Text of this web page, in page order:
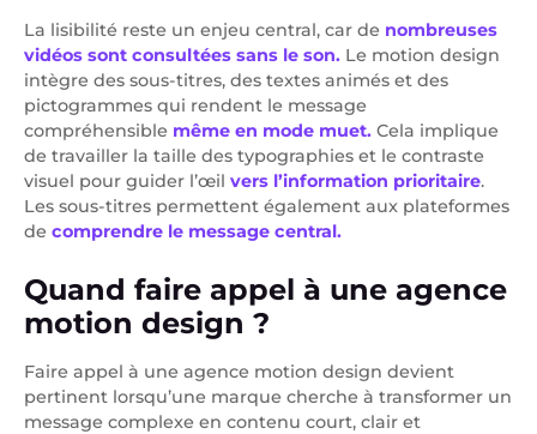
La lisibilité reste un enjeu central, car de nombreuses
vidéos sont consultées sans le son. Le motion design
intègre des sous-titres, des textes animés et des
pictogrammes qui rendent le message
compréhensible même en mode muet. Cela implique
de travailler la taille des typographies et le contraste
visuel pour guider l’œil vers l’information prioritaire.
Les sous-titres permettent également aux plateformes
de comprendre le message central.
Quand faire appel à une agence
motion design ?
Faire appel à une agence motion design devient
pertinent lorsqu’une marque cherche à transformer un
message complexe en contenu court, clair et